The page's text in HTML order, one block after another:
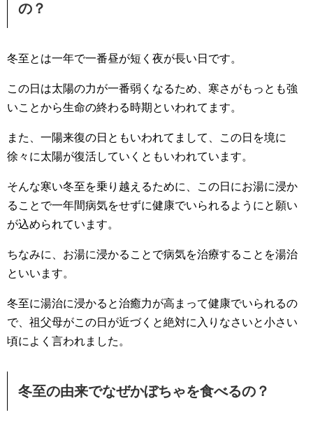
の？
冬至とは一年で一番昼が短く夜が長い日です。
この日は太陽の力が一番弱くなるため、寒さがもっとも強
いことから生命の終わる時期といわれてます。
また、一陽来復の日ともいわれてまして、この日を境に
徐々に太陽が復活していくともいわれています。
そんな寒い冬至を乗り越えるために、この日にお湯に浸か
ることで一年間病気をせずに健康でいられるようにと願い
が込められています。
ちなみに、お湯に浸かることで病気を治療することを湯治
といいます。
冬至に湯治に浸かると治癒力が高まって健康でいられるの
で、祖父母がこの日が近づくと絶対に入りなさいと小さい
頃によく言われました。
冬至の由来でなぜかぼちゃを食べるの？